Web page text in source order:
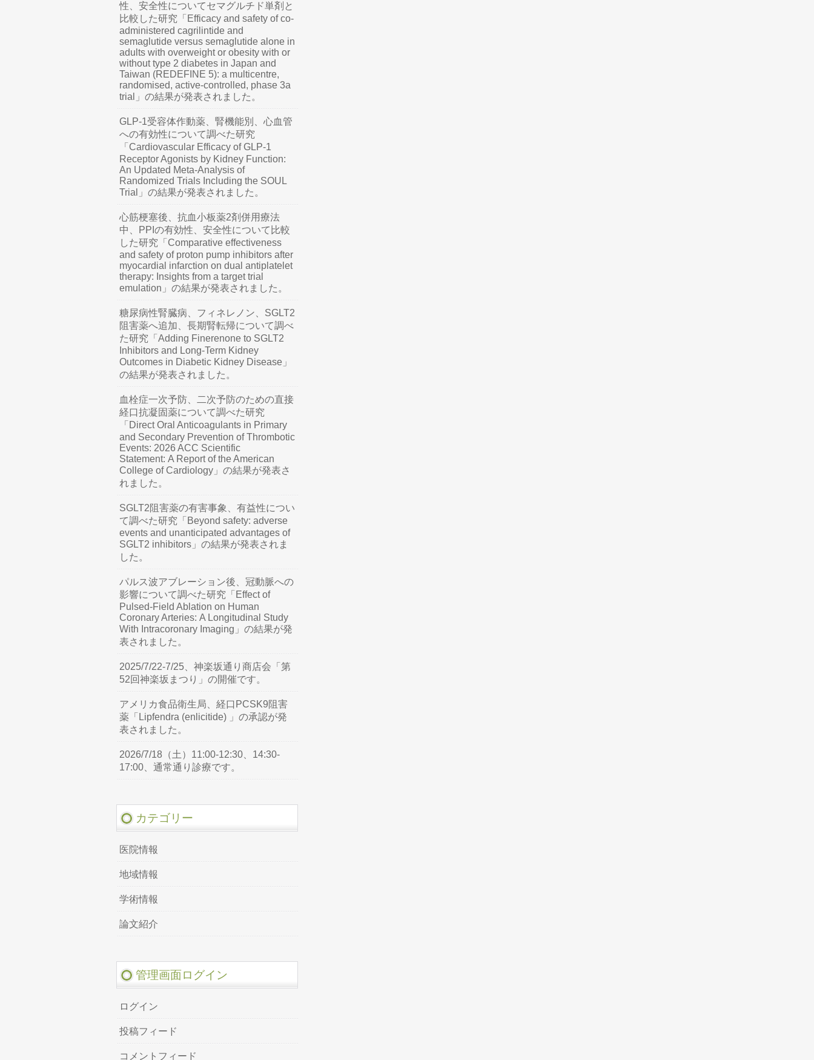
性、安全性についてセマグルチド単剤と
比較した研究「Efficacy and safety of co-
administered cagrilintide and
semaglutide versus semaglutide alone in
adults with overweight or obesity with or
without type 2 diabetes in Japan and
Taiwan (REDEFINE 5): a multicentre,
randomised, active-controlled, phase 3a
trial」の結果が発表されました。
GLP-1受容体作動薬、腎機能別、心血管
への有効性について調べた研究
「Cardiovascular Efficacy of GLP-1
Receptor Agonists by Kidney Function:
An Updated Meta-Analysis of
Randomized Trials Including the SOUL
Trial」の結果が発表されました。
心筋梗塞後、抗血小板薬2剤併用療法
中、PPIの有効性、安全性について比較
した研究「Comparative effectiveness
and safety of proton pump inhibitors after
myocardial infarction on dual antiplatelet
therapy: Insights from a target trial
emulation」の結果が発表されました。
糖尿病性腎臓病、フィネレノン、SGLT2
阻害薬へ追加、長期腎転帰について調べ
た研究「Adding Finerenone to SGLT2
Inhibitors and Long-Term Kidney
Outcomes in Diabetic Kidney Disease」
の結果が発表されました。
血栓症一次予防、二次予防のための直接
経口抗凝固薬について調べた研究
「Direct Oral Anticoagulants in Primary
and Secondary Prevention of Thrombotic
Events: 2026 ACC Scientific
Statement: A Report of the American
College of Cardiology」の結果が発表さ
れました。
SGLT2阻害薬の有害事象、有益性につい
て調べた研究「Beyond safety: adverse
events and unanticipated advantages of
SGLT2 inhibitors」の結果が発表されま
した。
パルス波アブレーション後、冠動脈への
影響について調べた研究「Effect of
Pulsed-Field Ablation on Human
Coronary Arteries: A Longitudinal Study
With Intracoronary Imaging」の結果が発
表されました。
2025/7/22-7/25、神楽坂通り商店会「第
52回神楽坂まつり」の開催です。
アメリカ食品衛生局、経口PCSK9阻害
薬「Lipfendra (enlicitide) 」の承認が発
表されました。
2026/7/18（土）11:00-12:30、14:30-
17:00、通常通り診療です。
カテゴリー
医院情報
地域情報
学術情報
論文紹介
管理画面ログイン
ログイン
投稿フィード
コメントフィード